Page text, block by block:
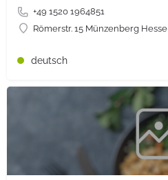
+49 1520 1964851
Römerstr. 15 Münzenberg
deutsch